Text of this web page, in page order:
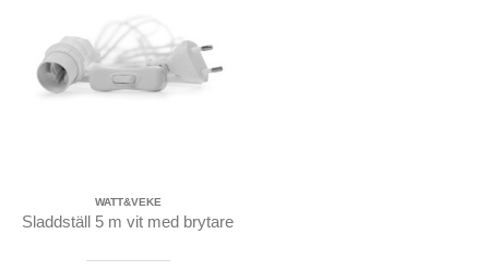
WATT&VEKE
Sladdställ 5 m vit med brytare